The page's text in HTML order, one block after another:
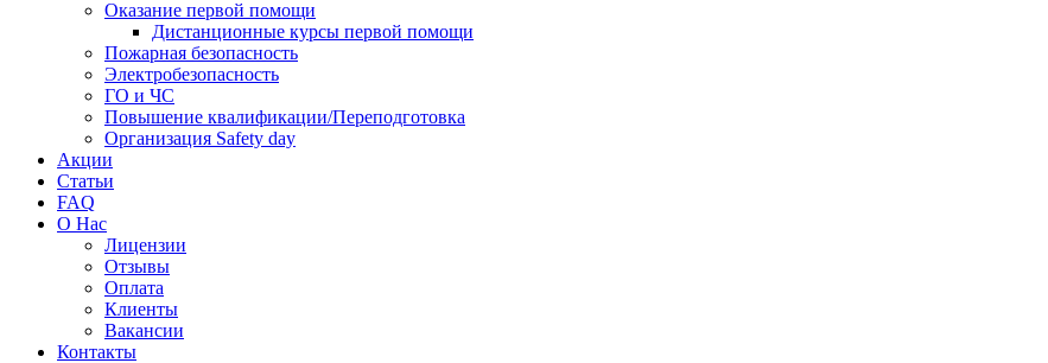
Оказание первой помощи
Дистанционные курсы первой помощи
Пожарная безопасность
Электробезопасность
ГО и ЧС
Повышение квалификации/Переподготовка
Организация Safety day
Акции
Статьи
FAQ
О Нас
Лицензии
Отзывы
Оплата
Клиенты
Вакансии
Контакты